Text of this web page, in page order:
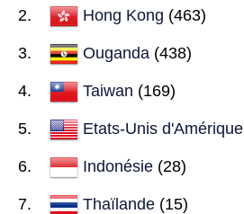
Hong Kong (463)
Ouganda (438)
Taiwan (169)
Etats-Unis d'Amérique
Indonésie (28)
Thaïlande (15)